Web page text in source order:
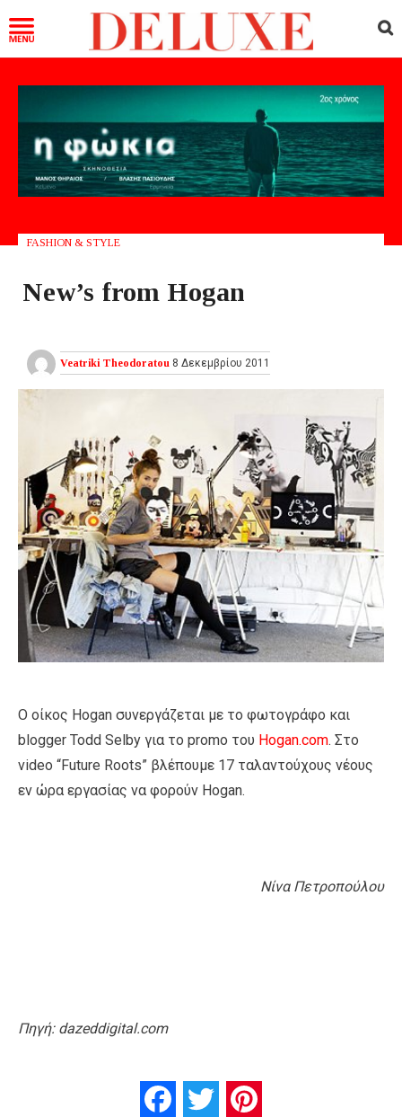
FASHION & STYLE
New’s from Hogan
Veatriki Theodoratou 8 Δεκεμβρίου 2011
Ο οίκος Hogan συνεργάζεται με τo φωτογράφο και
blogger Todd Selby για το promo του Ηοgan.com. Στο
video “Future Roots” βλέπουμε 17 ταλαντούχους νέους
εν ώρα εργασίας να φορούν Hogan.
Nίνα Πετροπούλου
Πηγή: dazeddigital.com
FacebookTwitter